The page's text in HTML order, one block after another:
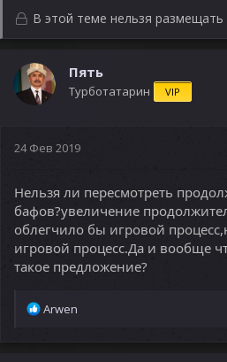
т
о
р
т
е
м
а
н
ч
а
В этой теме нельзя
Пять
Турботатарин VIP
24 Фев 2019
Нельзя ли пересмотреть
бафов?увеличение
облегчило бы игровой
игровой процесс.Да и вообще
такое предложение?
Р
а
Arwen